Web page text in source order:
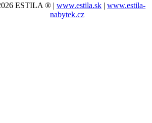
ESTILA ® |www.estila.sk |www.estila-
nabytek.cz